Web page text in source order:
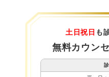
土日祝日 も
無料カウン